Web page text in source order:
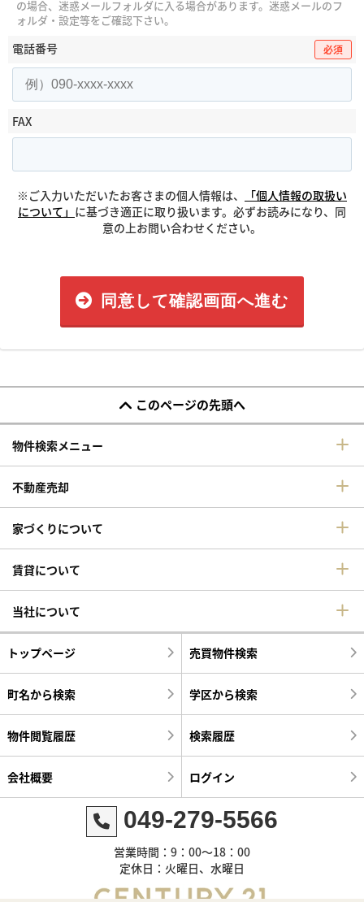
の場合、迷惑メールフォルダに入る場合があります。 迷惑メールのフ
ォルダ・設定等をご確認下さい。
電話番号 必須
FAX
※ご入力いただいたお客さまの個人情報は、
「個人情報の取扱い
について」 に基づき適正に取り扱います。必ずお読みになり、同
意の上お問い合わせください。
同意して確認画面へ進む
このページの先頭へ
物件検索メニュー
不動産売却
家づくりについて
賃貸について
当社について
トップページ 売買物件検索
町名から検索 学区から検索
物件閲覧履歴 検索履歴
会社概要 ログイン
049-279-5566
営業時間：9：00～18：00
定休日：火曜日、水曜日